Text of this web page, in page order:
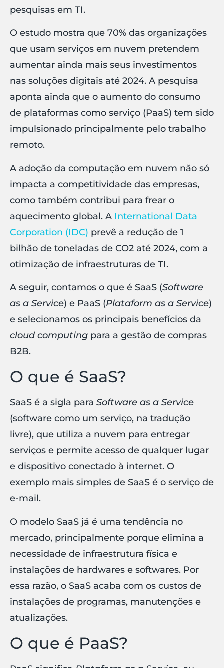
pesquisas em TI.
O estudo mostra que 70% das organizações
que usam serviços em nuvem pretendem
aumentar ainda mais seus investimentos
nas soluções digitais até 2024. A pesquisa
aponta ainda que o aumento do consumo
de plataformas como serviço (PaaS) tem sido
impulsionado principalmente pelo trabalho
remoto.
A adoção da computação em nuvem não só
impacta a competitividade das empresas,
como também contribui para frear o
aquecimento global. A International Data
Corporation (IDC) prevê a redução de 1
bilhão de toneladas de CO2 até 2024, com a
otimização de infraestruturas de TI.
A seguir, contamos o que é SaaS (Software
as a Service) e PaaS (Plataform as a Service)
e selecionamos os principais benefícios da
cloud computing para a gestão de compras
B2B.
O que é SaaS?
SaaS é a sigla para Software as a Service
(software como um serviço, na tradução
livre), que utiliza a nuvem para entregar
serviços e permite acesso de qualquer lugar
e dispositivo conectado à internet. O
exemplo mais simples de SaaS é o serviço de
e-mail.
O modelo SaaS já é uma tendência no
mercado, principalmente porque elimina a
necessidade de infraestrutura física e
instalações de hardwares e softwares. Por
essa razão, o SaaS acaba com os custos de
instalações de programas, manutenções e
atualizações.
O que é PaaS?